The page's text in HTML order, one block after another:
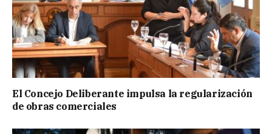
El Concejo Deliberante impulsa la regularización
de obras comerciales